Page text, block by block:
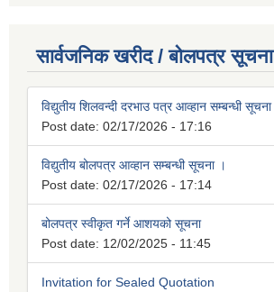
सार्वजनिक खरीद / बोलपत्र सूचना
विद्युतीय शिलवन्दी दरभाउ पत्र आव्हान सम्बन्धी सूचना
Post date: 02/17/2026 - 17:16
विद्युतीय बोलपत्र आव्हान सम्बन्धी सूचना ।
Post date: 02/17/2026 - 17:14
बोलपत्र स्वीकृत गर्ने आशयको सूचना
Post date: 12/02/2025 - 11:45
Invitation for Sealed Quotation